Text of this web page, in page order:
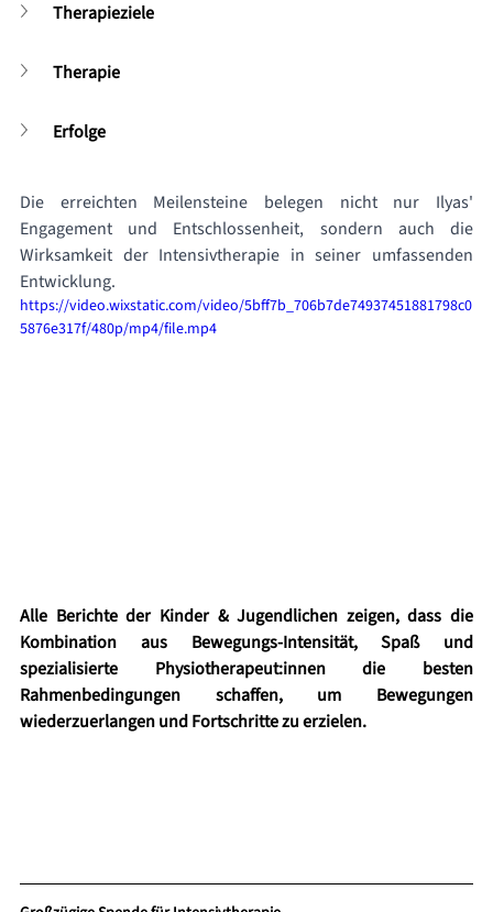
Therapieziele
Therapie
Erfolge
Die erreichten Meilensteine belegen nicht nur Ilyas'
Engagement und Entschlossenheit, sondern auch die
Wirksamkeit der Intensivtherapie in seiner umfassenden
Entwicklung.
https://video.wixstatic.com/video/5bff7b_706b7de74937451881798c0
5876e317f/480p/mp4/file.mp4
Alle Berichte der Kinder & Jugendlichen zeigen, dass die
Kombination aus Bewegungs-Intensität, Spaß und
spezialisierte Physiotherapeut:innen die besten
Rahmenbedingungen schaffen, um Bewegungen
wiederzuerlangen und Fortschritte zu erzielen.